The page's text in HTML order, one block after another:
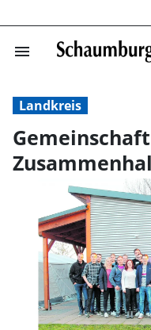
menu
Landkreis